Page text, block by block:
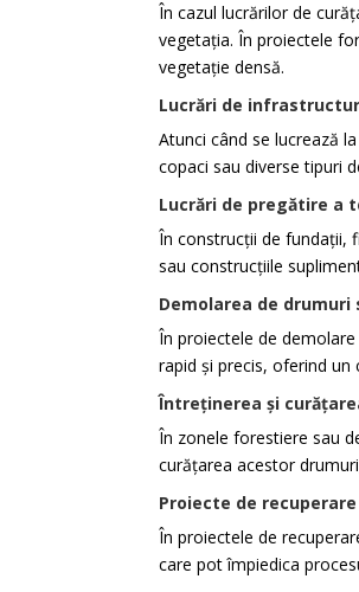
În cazul lucrărilor de
vegetația. În proiectele
vegetație densă.
Lucrări de
Atunci când se lucrează
copaci sau diverse tipuri
Lucrări de pregătire a
În construcții de fundații,
sau construcțiile
Demolarea de drumuri
În proiectele de
rapid și precis, oferind
Întreținerea și
În zonele forestiere sau
curățarea acestor
Proiecte de
În proiectele de
care pot împiedica